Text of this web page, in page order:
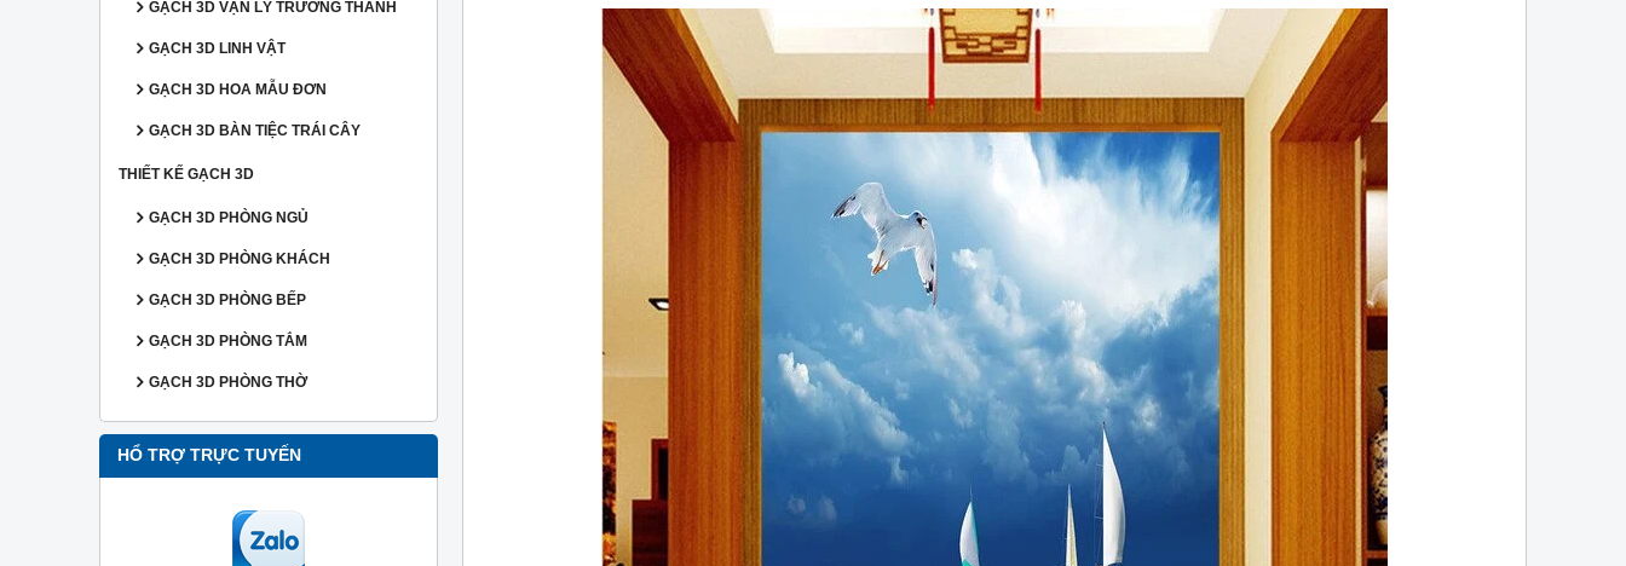
GẠCH 3D VẠN LÝ TRƯỜNG THÀNH
GẠCH 3D LINH VẬT
GẠCH 3D HOA MẪU ĐƠN
GẠCH 3D BÀN TIỆC TRÁI CÂY
THIẾT KẾ GẠCH 3D
GẠCH 3D PHÒNG NGỦ
GẠCH 3D PHÒNG KHÁCH
GẠCH 3D PHÒNG BẾP
GẠCH 3D PHÒNG TẮM
GẠCH 3D PHÒNG THỜ
HỔ TRỢ TRỰC TUYẾN